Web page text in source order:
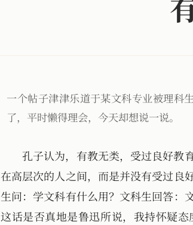
一个帖子津津乐道于某文科专业被理科
了，平时懒得理会，今天却想说一说。
孔子认为，有教无类，受过良好教
在高层次的人之间，而是并没有受过良
生问：学文科有什么用？文科生回答：
这话是否真地是鲁迅所说，我持怀疑